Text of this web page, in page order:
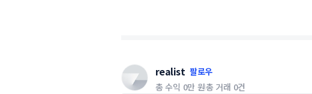
realist 팔로우
총 수익 0만 원총 거래 0건